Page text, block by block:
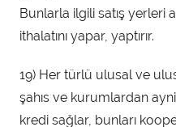
Bunlarla ilgili satış yerleri
ithalatını yapar, yaptırır.
19) Her türlü ulusal ve
şahıs ve kurumlardan
kredi sağlar, bunları